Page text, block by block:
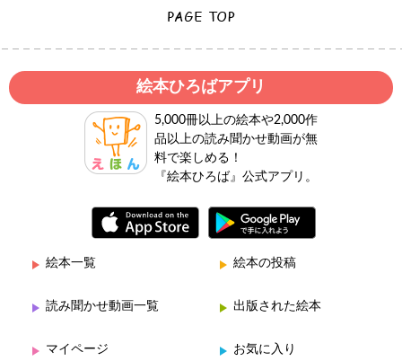
絵本ひろばアプリ
5,000冊以上の絵本や2,000作
品以上の読み聞かせ動画が無
料で楽しめる！
『絵本ひろば』公式アプリ。
絵本一覧 絵本の投稿
読み聞かせ動画一覧 出版された絵本
マイページ お気に入り